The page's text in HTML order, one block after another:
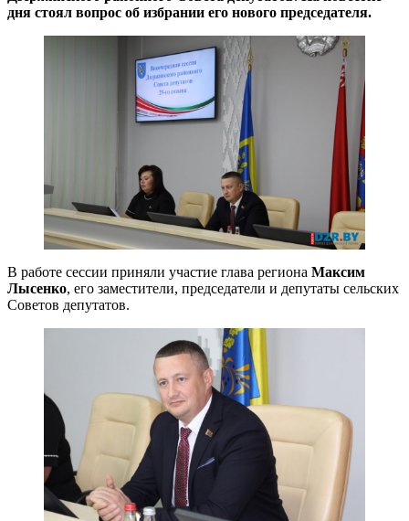
дня стоял вопрос об избрании его нового председателя.
В работе сессии приняли участие глава региона Максим
Лысенко, его заместители, председатели и депутаты сельских
Советов депутатов.